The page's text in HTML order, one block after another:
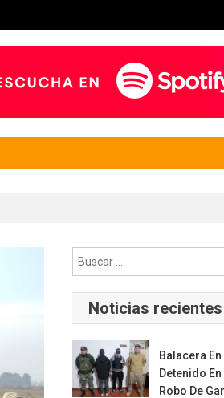
Noticias recientes
Balacera
Detenido
Robo De